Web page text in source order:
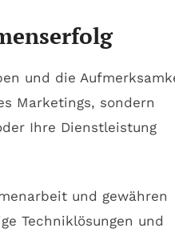
und die
Marketings, sondern
Ihre Dienstleistung
und gewähren
Techniklösungen und